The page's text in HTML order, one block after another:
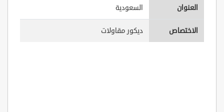
العنوان السعودية
الاختصاص ديكور مقاولات